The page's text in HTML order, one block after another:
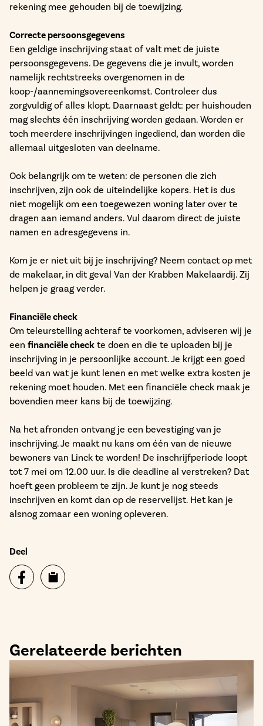
rekening mee gehouden bij de toewijzing.
Correcte persoonsgegevens
Een geldige inschrijving staat of valt met de juiste
persoonsgegevens. De gegevens die je invult, worden
namelijk rechtstreeks overgenomen in de
koop-/aannemingsovereenkomst. Controleer dus
zorgvuldig of alles klopt. Daarnaast geldt: per huishouden
mag slechts één inschrijving worden gedaan. Worden er
toch meerdere inschrijvingen ingediend, dan worden die
allemaal uitgesloten van deelname.
Ook belangrijk om te weten: de personen die zich
inschrijven, zijn ook de uiteindelijke kopers. Het is dus
niet mogelijk om een toegewezen woning later over te
dragen aan iemand anders. Vul daarom direct de juiste
namen en adresgegevens in.
Kom je er niet uit bij je inschrijving? Neem contact op met
de makelaar, in dit geval Van der Krabben Makelaardij. Zij
helpen je graag verder.
Financiële check
Om teleurstelling achteraf te voorkomen, adviseren wij je
een financiële check te doen en die te uploaden bij je
inschrijving in je persoonlijke account. Je krijgt een goed
beeld van wat je kunt lenen en met welke extra kosten je
rekening moet houden. Met een financiële check maak je
bovendien meer kans bij de toewijzing.
Na het afronden ontvang je een bevestiging van je
inschrijving. Je maakt nu kans om één van de nieuwe
bewoners van Linck te worden! De inschrijfperiode loopt
tot 7 mei om 12.00 uur. Is die deadline al verstreken? Dat
hoeft geen probleem te zijn. Je kunt je nog steeds
inschrijven en komt dan op de reservelijst. Het kan je
alsnog zomaar een woning opleveren.
Deel
Gerelateerde berichten